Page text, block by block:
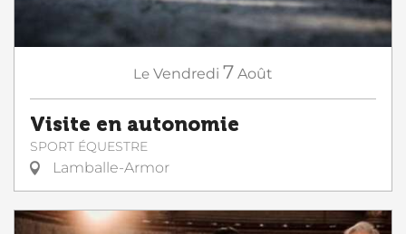
Le Vendredi 7 Août
Visite en autonomie
SPORT ÉQUESTRE
Lamballe-Armor